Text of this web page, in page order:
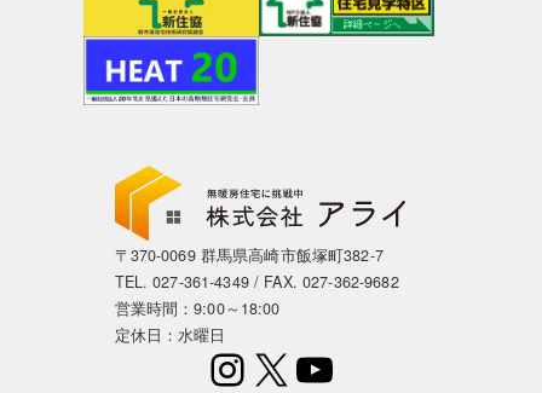
〒370-0069 群馬県高崎市飯塚町382-7
TEL.027-361-4349/ FAX. 027-362-9682
営業時間：9:00～18:00
定休日：水曜日
Instagram
X YouTube